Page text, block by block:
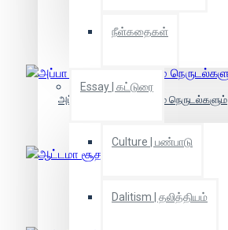
நீள்கதைகள்
Essay | கட்டுரை
Culture | பண்பாடு
Dalitism | தலித்தியம்
அப்பா மகன் - நெருக்கமும் நெருடல்களும்